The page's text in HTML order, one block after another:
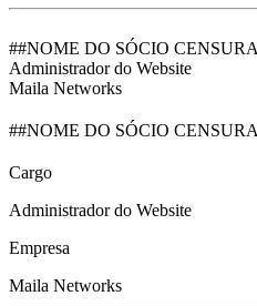
##NOME DO SÓCIO
Administrador do Website
Maila Networks
##NOME DO SÓCIO
Cargo
Administrador do Website
Empresa
Maila Networks